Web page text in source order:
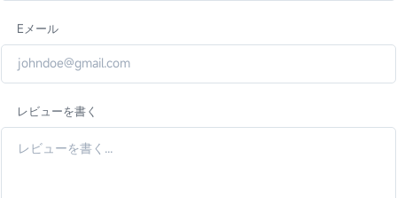
Eメール
レビューを書く